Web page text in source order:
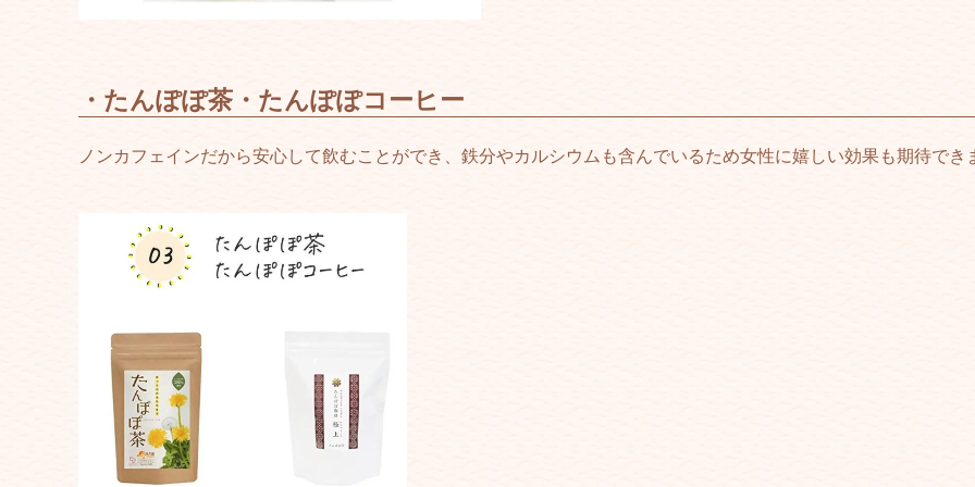
・たんぽぽ茶・たんぽぽコーヒー
ノンカフェインだから安心して飲むことができ、鉄分やカルシウムも含んでいるため女性に嬉しい効果も期待でき